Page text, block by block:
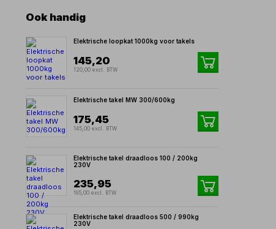
Ook handig
Elektrische loopkat 1000kg voor takels
145,20
120,00 excl. BTW
Elektrische takel MW 300/600kg
175,45
145,00 excl. BTW
Elektrische takel draadloos 100 / 200kg
230V
235,95
195,00 excl. BTW
Elektrische takel draadloos 500 / 990kg
230V